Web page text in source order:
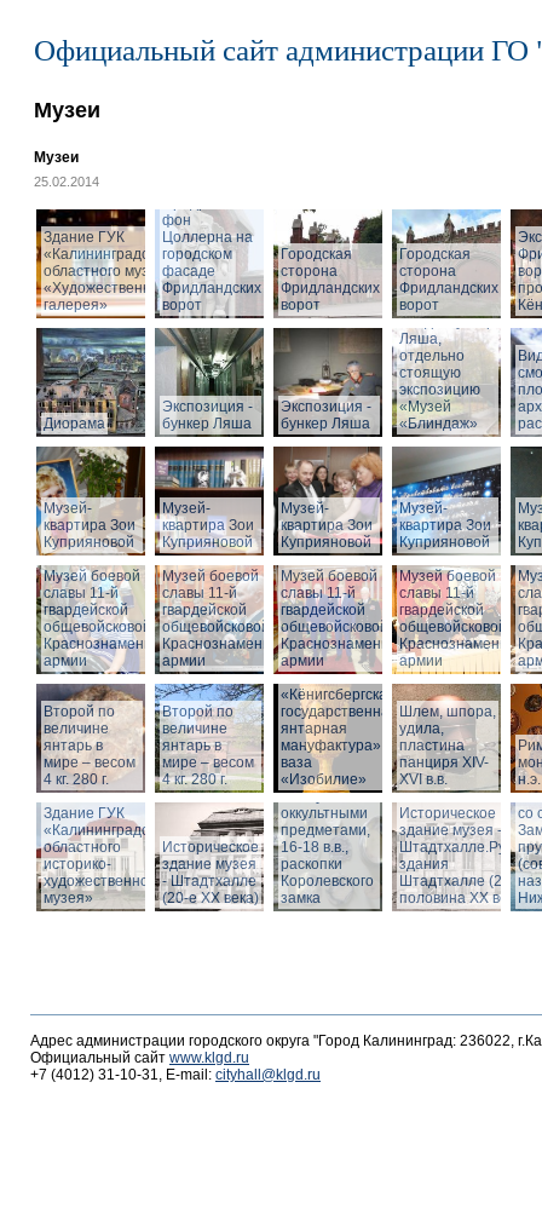
Официальный сайт администрации ГО
Музеи
Музеи
25.02.2014
Здание ГУК
«Калининградского
областного музея
«Художественная
галерея»
фон
Цоллерна на
городском
фасаде
Фридландских
ворот
Городская
сторона
Фридландских
ворот
Городская
сторона
Фридландских
ворот
Диорама
Экспозиция -
бункер Ляша
Экспозиция -
бункер Ляша
Вход в бункер
Ляша,
отдельно
стоящую
экспозицию
«Музей
«Блиндаж»
Музей-
квартира Зои
Куприяновой
Музей-
квартира Зои
Куприяновой
Музей-
квартира Зои
Куприяновой
Музей-
квартира Зои
Куприяновой
Музей боевой
славы 11-й
гвардейской
общевойсковой
Краснознаменной
армии
Музей боевой
славы 11-й
гвардейской
общевойсковой
Краснознаменной
армии
Музей боевой
славы 11-й
гвардейской
общевойсковой
Краснознаменной
армии
Музей боевой
славы 11-й
гвардейской
общевойсковой
Краснознаменной
армии
Второй по
величине
янтарь в
мире – весом
4 кг. 280 г.
Второй по
величине
янтарь в
мире – весом
4 кг. 280 г.
«Кёнигсбергская
государственная
янтарная
мануфактура» -
ваза
«Изобилие»
Шлем, шпора,
удила,
пластина
панциря XIV-
XVI в.в.
Здание ГУК
«Калининградского
областного
историко-
художественного
музея»
Историческое
здание музея
- Штадтхалле
(20-е XX века)
Шкатулка с
оккультными
предметами,
16-18 в.в.,
раскопки
Королевского
замка
Историческое
здание музея -
Штадтхалле.Руины
здания
Штадтхалле (2-я
половина ХХ века)
-
со
Адрес администрации городского округа "Город Калининград: 236022,
Официальный сайт www.klgd.ru
+7 (4012) 31-10-31, E-mail: cityhall@klgd.ru